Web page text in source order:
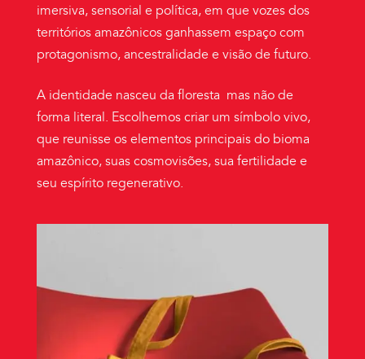
imersiva, sensorial e política, em que vozes dos
territórios amazônicos ganhassem espaço com
protagonismo, ancestralidade e visão de futuro.
A identidade nasceu da floresta mas não de
forma literal. Escolhemos criar um símbolo vivo,
que reunisse os elementos principais do bioma
amazônico, suas cosmovisões, sua fertilidade e
seu espírito regenerativo.